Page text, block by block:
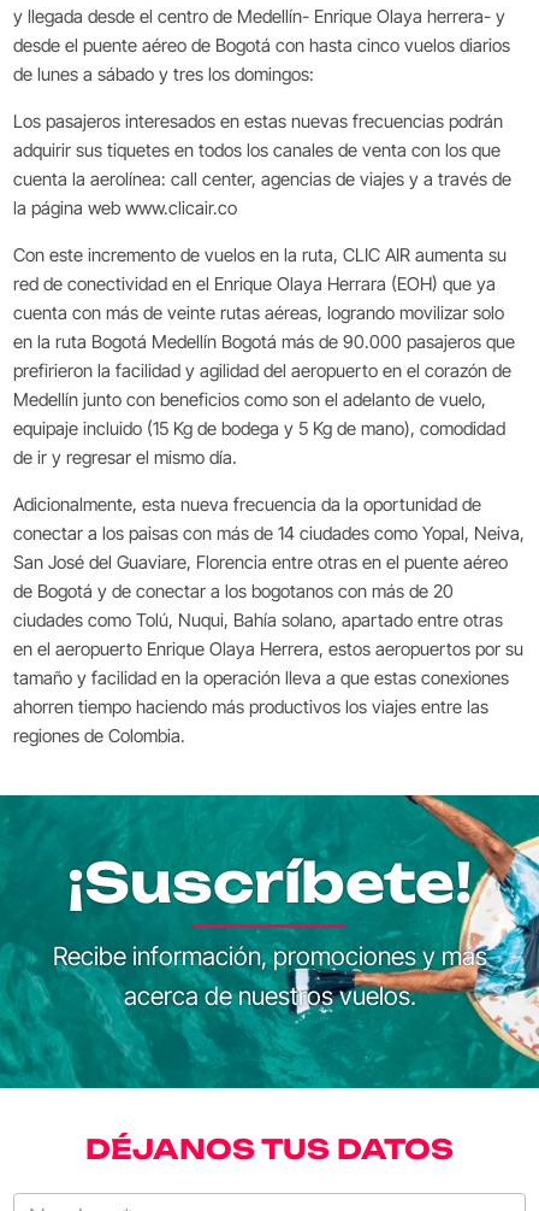
y llegada desde el centro de Medellín- Enrique Olaya herrera- y
desde el puente aéreo de Bogotá con hasta cinco vuelos diarios
de lunes a sábado y tres los domingos:
Los pasajeros interesados en estas nuevas frecuencias podrán
adquirir sus tiquetes en todos los canales de venta con los que
cuenta la aerolínea: call center, agencias de viajes y a través de
la página web www.clicair.co
Con este incremento de vuelos en la ruta, CLIC AIR aumenta su
red de conectividad en el Enrique Olaya Herrara (EOH) que ya
cuenta con más de veinte rutas aéreas, logrando movilizar solo
en la ruta Bogotá Medellín Bogotá más de 90.000 pasajeros que
prefirieron la facilidad y agilidad del aeropuerto en el corazón de
Medellín junto con beneficios como son el adelanto de vuelo,
equipaje incluido (15 Kg de bodega y 5 Kg de mano), comodidad
de ir y regresar el mismo día.
Adicionalmente, esta nueva frecuencia da la oportunidad de
conectar a los paisas con más de 14 ciudades como Yopal, Neiva,
San José del Guaviare, Florencia entre otras en el puente aéreo
de Bogotá y de conectar a los bogotanos con más de 20
ciudades como Tolú, Nuqui, Bahía solano, apartado entre otras
en el aeropuerto Enrique Olaya Herrera, estos aeropuertos por su
tamaño y facilidad en la operación lleva a que estas conexiones
ahorren tiempo haciendo más productivos los viajes entre las
regiones de Colombia.
¡Suscríbete!
Recibe información, promociones y más
acerca de nuestros vuelos.
DÉJANOS TUS DATOS